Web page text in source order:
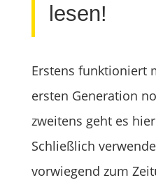
lesen!
Erstens funktioniert
ersten Generation
zweitens geht es
Schließlich
vorwiegend zum